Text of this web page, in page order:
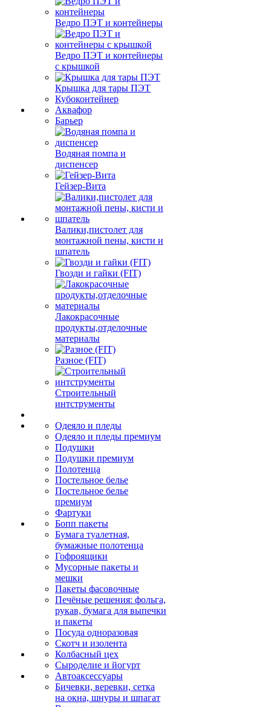
Ведро ПЭТ и контейнеры
Ведро ПЭТ и контейнеры
с крышкой
Крышка для тары ПЭТ
Кубоконтейнер
Аквафор
Барьер
Водяная помпа и
диспенсер
Гейзер-Вита
Валики,пистолет для
монтажной пены, кисти и
шпатель
Гвозди и гайки (FIT)
Лакокрасочные
продукты,отделочные
материалы
Разное (FIT)
Строительный
интструменты
Одеяло и пледы
Одеяло и пледы премиум
Подушки
Подушки премиум
Полотенца
Постельное белье
Постельное белье
премиум
Фартуки
Бопп пакеты
Бумага туалетная,
бумажные полотенца
Гофроящики
Мусорные пакеты и
мешки
Пакеты фасовочные
Печёные решения: фольга,
рукав, бумага для выпечки
и пакеты
Посуда одноразовая
Скотч и изолента
Колбасный цех
Сыроделие и йогурт
Автоаксессуары
Бичевки, веревки, сетка
на окна, шнуры и шпагат